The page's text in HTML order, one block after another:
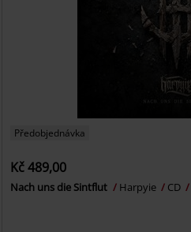
Předobjednávka
Kč 489,00
Nach uns die Sintflut Harpyie CD